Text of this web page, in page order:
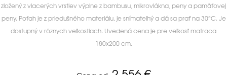
zložený z viacerých vrstiev výplne z bambusu, mikrovlákna, peny a pamäťovej
peny. Poťah je z priedušného materiálu, je snímateľný a dá sa prať na 30°C. Je
dostupný v rôznych veľkostiach. Uvedená cena je pre veľkosť matraca
180x200 cm.